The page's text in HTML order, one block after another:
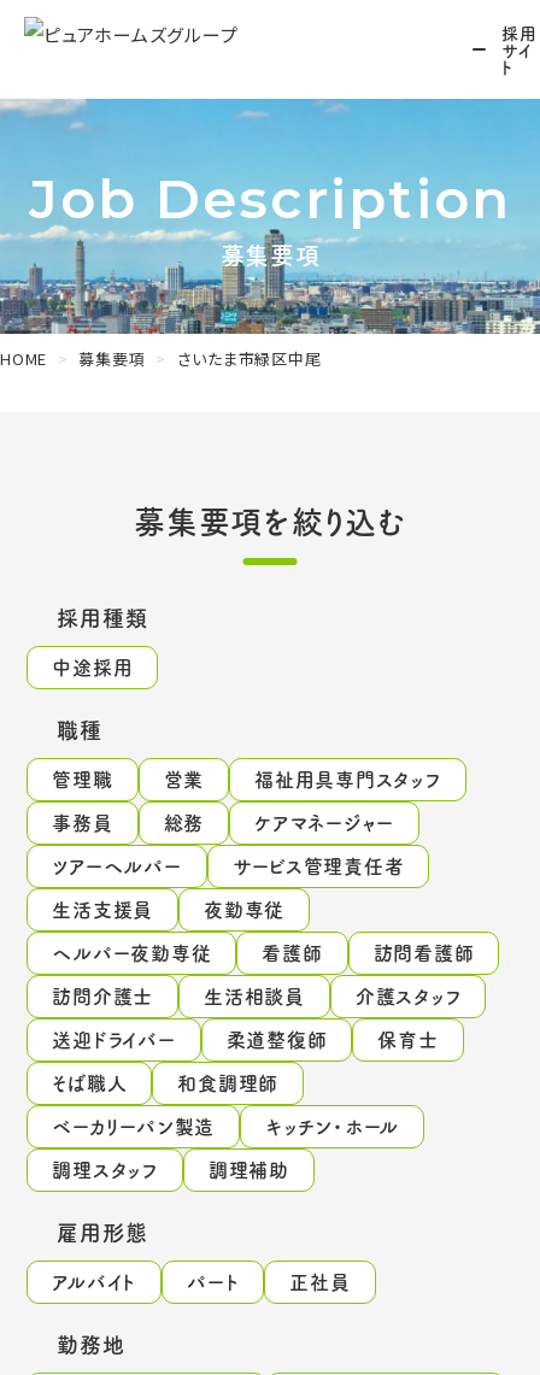
採用
サイ
ト
Job Description
募集要項
HOME 募集要項 さいたま市緑区中尾
募集要項を絞り込む
採用種類
中途採用
職種
管理職 営業
福祉用具専門スタッフ
事務員
総務
ケアマネージャー
ツアーヘルパー
サービス管理責任者
生活支援員
夜勤専従
ヘルパー夜勤専従
看護師
訪問看護師
訪問介護士
生活相談員
介護スタッフ
送迎ドライバー
柔道整復師
保育士
そば職人
和食調理師
ベーカリーパン製造
キッチン・ホール
調理スタッフ
調理補助
雇用形態
アルバイト パート 正社員
勤務地